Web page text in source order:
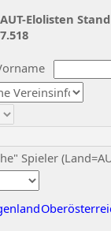
Spieler
AUT-Elolisten
7.518